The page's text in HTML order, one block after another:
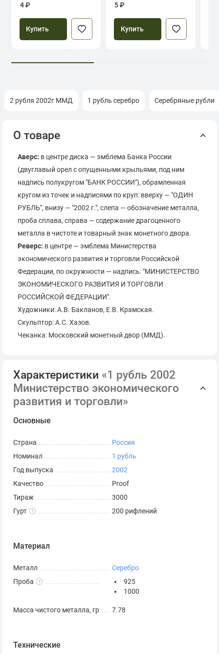
4 ₽
Купить
5 ₽
Купить
2 рубля 2002г ММД 1 рубль серебро Серебряные рубли
О товаре
Аверс: в центре диска — эмблема Банка России
(двуглавый орел с опущенными крыльями, под ним
надпись полукругом "БАНК РОССИИ"), обрамленная
кругом из точек и надписями по круп: вверху — "ОДИН
РУБЛЬ", внизу — "2002 г.", слепа — обозначение металла,
проба сплава, справа — содержание драгоценного
металла в чистоте и товарный знак монетного двора.
Реверс: в центре — эмблема Министерства
экономического развития и торговли Российской
Федерации, по окружности — надпись: "МИНИСТЕРСТВО
ЭКОНОМИЧЕСКОГО РАЗВИТИЯ И ТОРГОВЛИ
РОССИЙСКОЙ ФЕДЕРАЦИИ".
Художники: А.В. Бакланов, Е.В. Крамская.
Скульптор: А.С. Хазов.
Чеканка: Московский монетный двор (ММД).
Характеристики «1 рубль 2002
Министерство экономического
развития и торговли»
Основные
Страна
Россия
Номинал
1 рубль
Год выпуска
2002
Качество
Proof
Тираж
3000
Гурт
200 рифлений
Материал
Металл
Серебро
Проба
925
1000
Масса чистого металла, гр 7.78
Технические